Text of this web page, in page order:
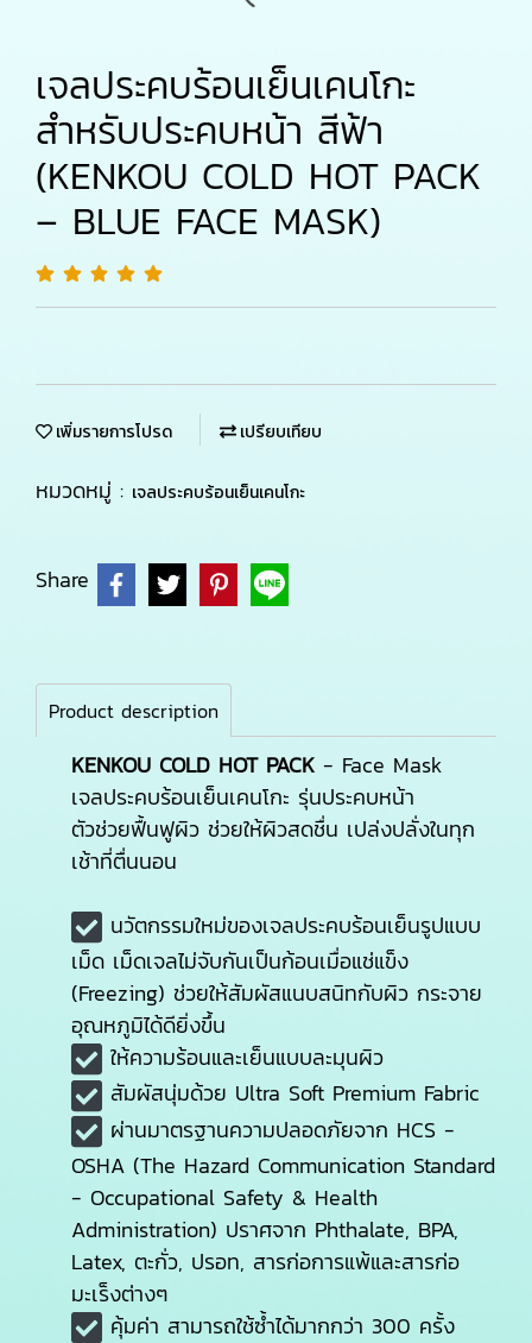
เจลประคบร้อนเย็นเคนโกะ
สำหรับประคบหน้า สีฟ้า
(KENKOU COLD HOT PACK
– BLUE FACE MASK)
เพิ่มรายการโปรด เปรียบเทียบ
หมวดหมู่ : เจลประคบร้อนเย็นเคนโกะ
Share
Product description
KENKOU COLD HOT PACK - Face Mask
เจลประคบร้อนเย็นเคนโกะ รุ่นประคบหน้า
ตัวช่วยฟื้นฟูผิว ช่วยให้ผิวสดชื่น เปล่งปลั่งในทุก
เช้าที่ตื่นนอน
นวัตกรรมใหม่ของเจลประคบร้อนเย็นรูปแบบ
เม็ด เม็ดเจลไม่จับกันเป็นก้อนเมื่อแช่แข็ง
(Freezing) ช่วยให้สัมผัสแนบสนิทกับผิว กระจาย
อุณหภูมิได้ดียิ่งขึ้น
ให้ความร้อนและเย็นแบบละมุนผิว
สัมผัสนุ่มด้วย Ultra Soft Premium Fabric
ผ่านมาตรฐานความปลอดภัยจาก HCS -
OSHA (The Hazard Communication Standard
- Occupational Safety & Health
Administration) ปราศจาก Phthalate, BPA,
Latex, ตะกั่ว, ปรอท, สารก่อการแพ้และสารก่อ
มะเร็งต่างๆ
คุ้มค่า สามารถใช้ซ้ำได้มากกว่า 300 ครั้ง